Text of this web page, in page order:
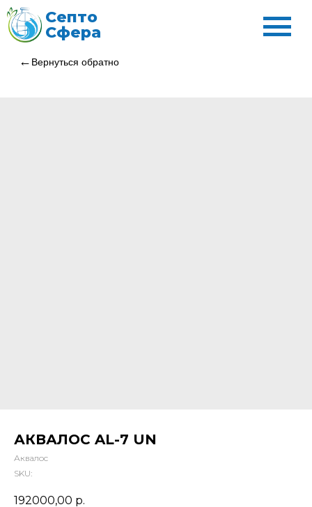
Септо
Сфера
Вернуться обратно
АКВАЛОС AL-7 UN
Аквалос
SKU:
192000,00 р.